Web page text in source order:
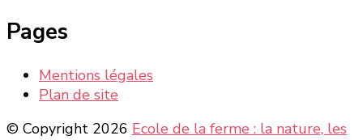
Pages
Mentions légales
Plan de site
© Copyright 2026 Ecole de la ferme : la nature, les